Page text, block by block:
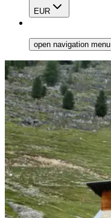
EUR
open navigation menu